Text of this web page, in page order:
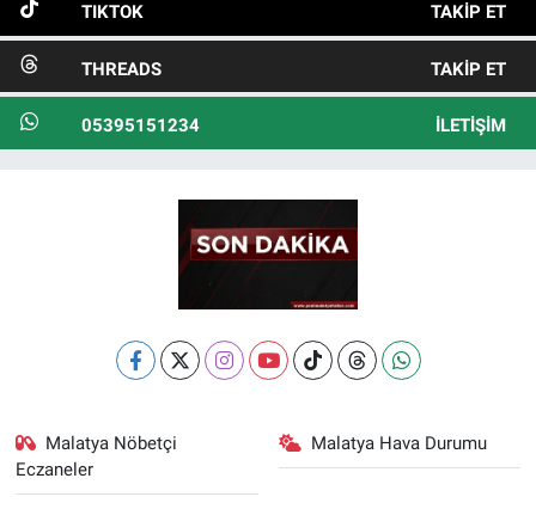
TIKTOK TAKIP ET
THREADS TAKIP ET
05395151234 İLETIŞIM
Malatya Nöbetçi
Eczaneler
Malatya Hava Durumu